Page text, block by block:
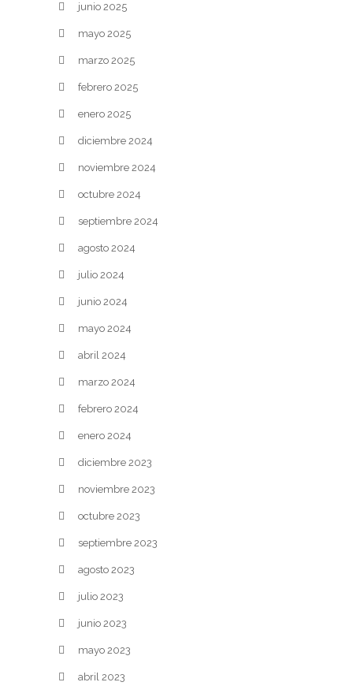
junio 2025
mayo 2025
marzo 2025
febrero 2025
enero 2025
diciembre 2024
noviembre 2024
octubre 2024
septiembre 2024
agosto 2024
julio 2024
junio 2024
mayo 2024
abril 2024
marzo 2024
febrero 2024
enero 2024
diciembre 2023
noviembre 2023
octubre 2023
septiembre 2023
agosto 2023
julio 2023
junio 2023
mayo 2023
abril 2023